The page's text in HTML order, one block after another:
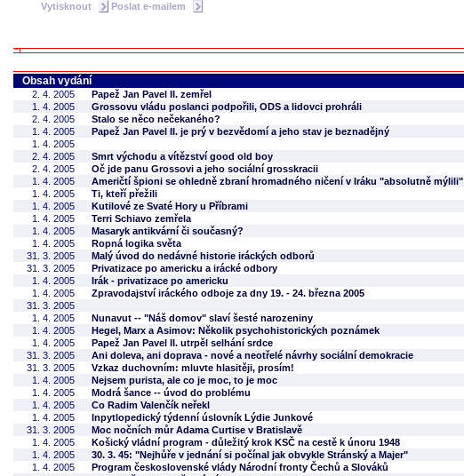
Vytisknout Poslat e-mailem
Obsah vydání
2. 4. 2005
Papež Jan Pavel II. zemřel
1. 4. 2005
Grossovu vládu poslanci podpořili, ODS a lidovci prohráli
2. 4. 2005
Stalo se něco nečekaného?
1. 4. 2005
Papež Jan Pavel II. je prý v bezvědomí a jeho stav je beznadějný
1. 4. 2005
2. 4. 2005
Smrt východu a vítězství good old boy
2. 4. 2005
Oč jde panu Grossovi a jeho sociální grosskracii
1. 4. 2005
Američtí špioni se ohledně zbraní hromadného ničení v Iráku "absolutně mýlili"
1. 4. 2005
Ti, kteří přežili
1. 4. 2005
Kutilové ze Svaté Hory u Příbrami
1. 4. 2005
Terri Schiavo zemřela
1. 4. 2005
Masaryk antikvární či současný?
1. 4. 2005
Ropná logika světa
31. 3. 2005
Malý úvod do nedávné historie iráckých odborů
31. 3. 2005
Privatizace po americku a irácké odbory
1. 4. 2005
Irák - privatizace po americku
1. 4. 2005
Zpravodajství iráckého odboje za dny 19. - 24. března 2005
31. 3. 2005
1. 4. 2005
Nunavut -- "Náš domov" slaví šesté narozeniny
1. 4. 2005
Hegel, Marx a Asimov: Několik psychohistorických poznámek
1. 4. 2005
Papež Jan Pavel II. utrpěl selhání srdce
31. 3. 2005
Ani doleva, ani doprava - nové a neotřelé návrhy sociální demokracie
31. 3. 2005
Vzkaz duchovním: mluvte hlasitěji, prosím!
1. 4. 2005
Nejsem purista, ale co je moc, to je moc
1. 4. 2005
Modrá šance -- úvod do problému
1. 4. 2005
Co Radim Valenčík neřekl
1. 4. 2005
Inpytlopedický týdenní úslovník Lýdie Junkové
31. 3. 2005
Moc nočních můr Adama Curtise v Bratislavě
1. 4. 2005
Košický vládní program - důležitý krok KSČ na cestě k únoru 1948
1. 4. 2005
30. 3. 45: "Nejhůře v jednání si počínal jak obvykle Stránský a Majer"
1. 4. 2005
Program československé vlády Národní fronty Čechů a Slováků